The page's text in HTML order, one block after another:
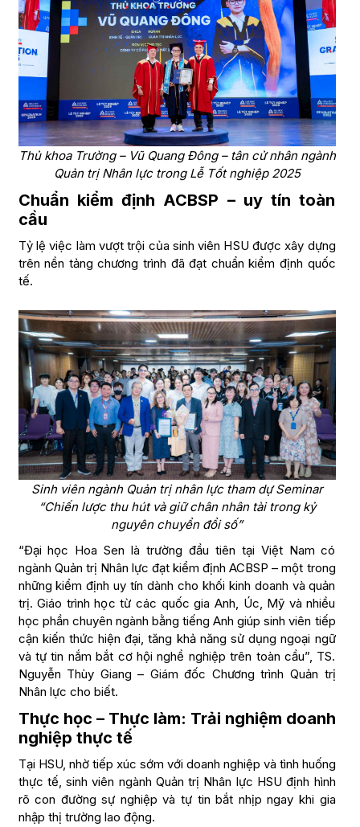
Thủ khoa Trường – Vũ Quang Đông – tân cử nhân ngành
Quản trị Nhân lực trong Lễ Tốt nghiệp 2025
Chuẩn kiểm định ACBSP – uy tín toàn
cầu
Tỷ lệ việc làm vượt trội của sinh viên HSU được xây dựng
trên nền tảng chương trình đã đạt chuẩn kiểm định quốc
tế.
Sinh viên ngành Quản trị nhân lực tham dự Seminar
“Chiến lược thu hút và giữ chân nhân tài trong kỷ
nguyên chuyển đổi số”
“Đại học Hoa Sen là trường đầu tiên tại Việt Nam có
ngành Quản trị Nhân lực đạt kiểm định ACBSP – một trong
những kiểm định uy tín dành cho khối kinh doanh và quản
trị. Giáo trình học từ các quốc gia Anh, Úc, Mỹ và nhiều
học phần chuyên ngành bằng tiếng Anh giúp sinh viên tiếp
cận kiến thức hiện đại, tăng khả năng sử dụng ngoại ngữ
và tự tin nắm bắt cơ hội nghề nghiệp trên toàn cầu”, TS.
Nguyễn Thùy Giang – Giám đốc Chương trình Quản trị
Nhân lực cho biết.
Thực học – Thực làm: Trải nghiệm doanh
nghiệp thực tế
Tại HSU, nhờ tiếp xúc sớm với doanh nghiệp và tình huống
thực tế, sinh viên ngành Quản trị Nhân lực HSU định hình
rõ con đường sự nghiệp và tự tin bắt nhịp ngay khi gia
nhập thị trường lao động.